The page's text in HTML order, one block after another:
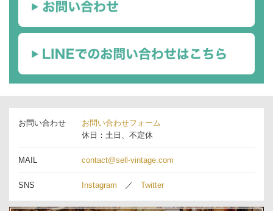
お問い合わせ
お問い合わせフォーム
休日：土日、不定休
MAIL contact@sell-vintage.com
SNS Instagram ／ Twitter